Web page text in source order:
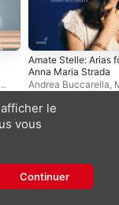
Amate Stelle: Arias
Anna Maria Strada
Andrea Buccarella,
le
vous
Continuer